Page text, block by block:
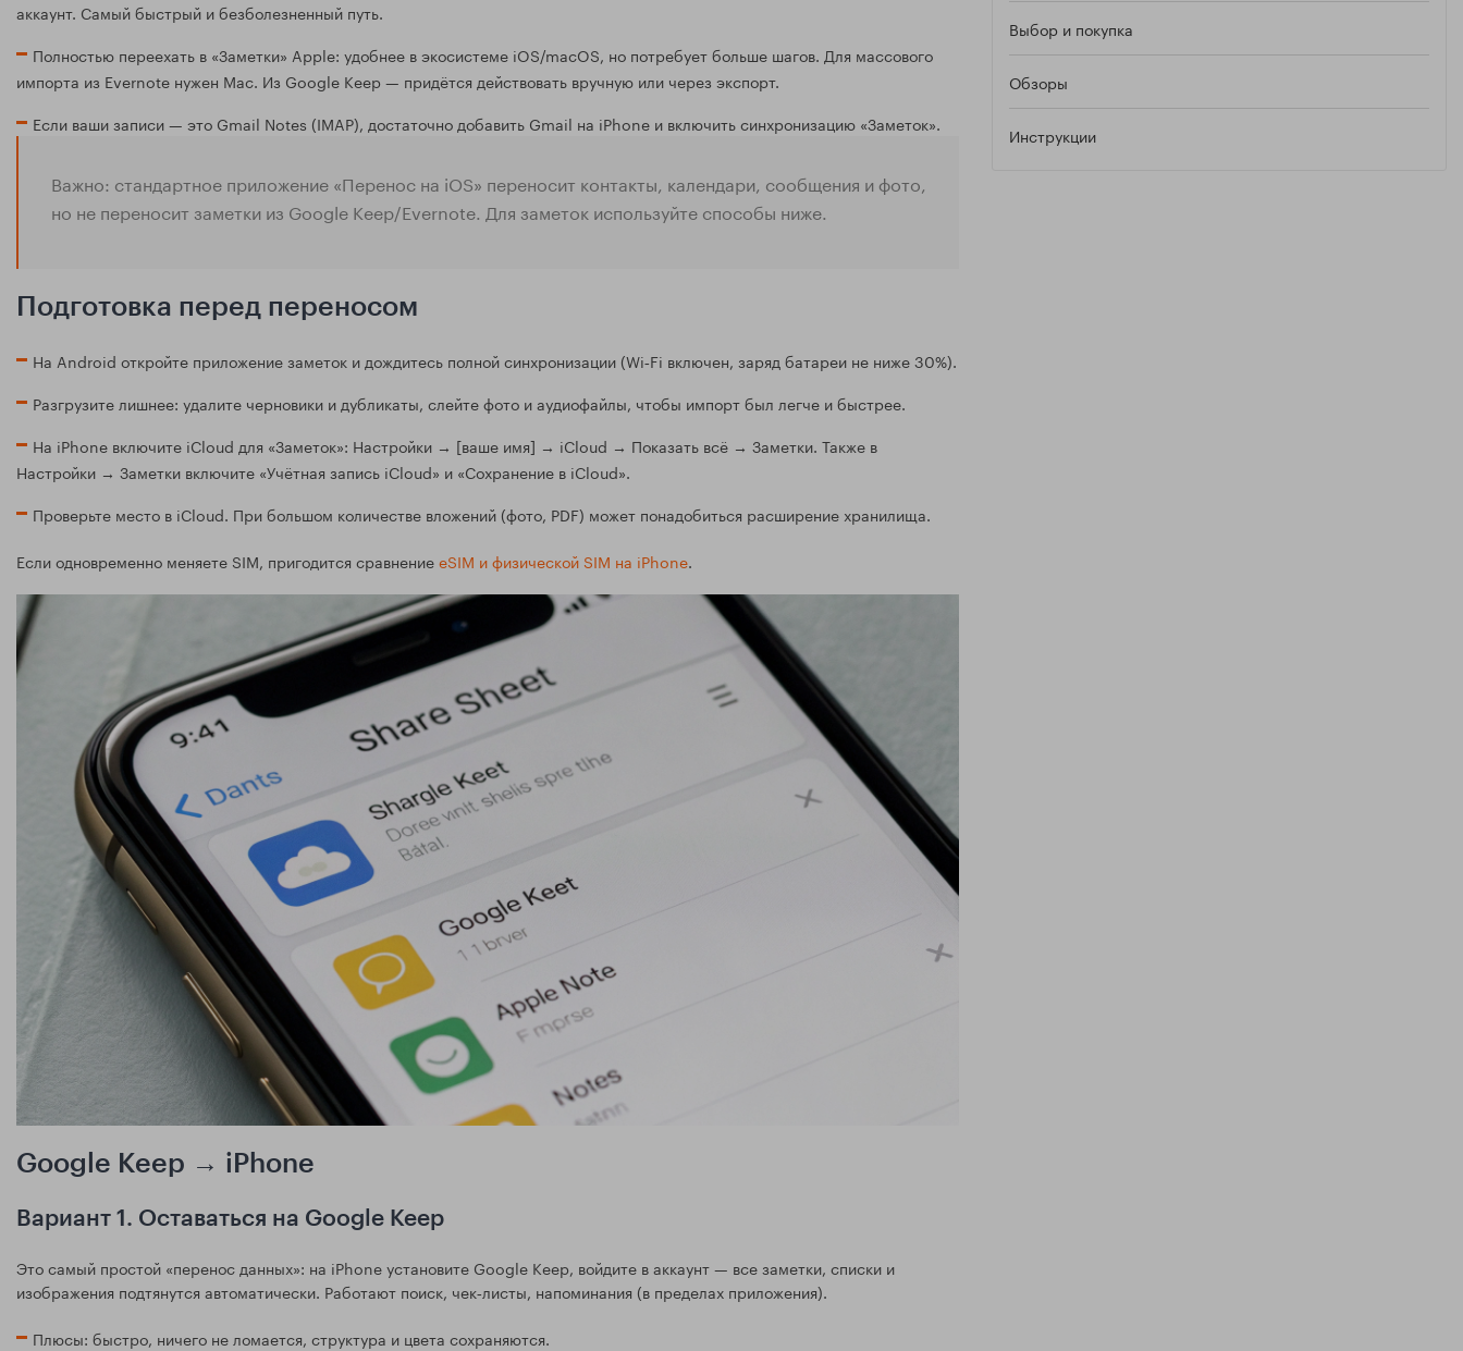
аккаунт. Самый быстрый и безболезненный путь.
Полностью переехать в «Заметки» Apple: удобнее в экосистеме iOS/macOS, но потребует больше шагов. Для массового
импорта из Evernote нужен Mac. Из Google Keep — придётся действовать вручную или через экспорт.
Если ваши записи — это Gmail Notes (IMAP), достаточно добавить Gmail на iPhone и включить синхронизацию «Заметок».
Важно: стандартное приложение «Перенос на iOS» переносит контакты, календари, сообщения и фото,
но не переносит заметки из Google Keep/Evernote. Для заметок используйте способы ниже.
Подготовка перед переносом
На Android откройте приложение заметок и дождитесь полной синхронизации (Wi‑Fi включен, заряд батареи не ниже 30%).
Разгрузите лишнее: удалите черновики и дубликаты, слейте фото и аудиофайлы, чтобы импорт был легче и быстрее.
На iPhone включите iCloud для «Заметок»: Настройки → [ваше имя] → iCloud → Показать всё → Заметки. Также в
Настройки → Заметки включите «Учётная запись iCloud» и «Сохранение в iCloud».
Проверьте место в iCloud. При большом количестве вложений (фото, PDF) может понадобиться расширение хранилища.
Если одновременно меняете SIM, пригодится сравнениеeSIM и физической SIM на iPhone.
Google Keep → iPhone
Вариант 1. Оставаться на Google Keep
Это самый простой «перенос данных»: на iPhone установите Google Keep, войдите в аккаунт — все заметки, списки и
изображения подтянутся автоматически. Работают поиск, чек‑листы, напоминания (в пределах приложения).
Плюсы: быстро, ничего не ломается, структура и цвета сохраняются.
Выбор и покупка
Обзоры
Инструкции